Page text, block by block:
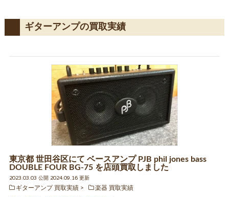
ギターアンプの買取実績
東京都 世田谷区にて ベースアンプ PJB phil jones bass
DOUBLE FOUR BG-75 を店頭買取しました
2023.03.03 公開 2024.09.16 更新
ギターアンプ 買取実績
楽器 買取実績